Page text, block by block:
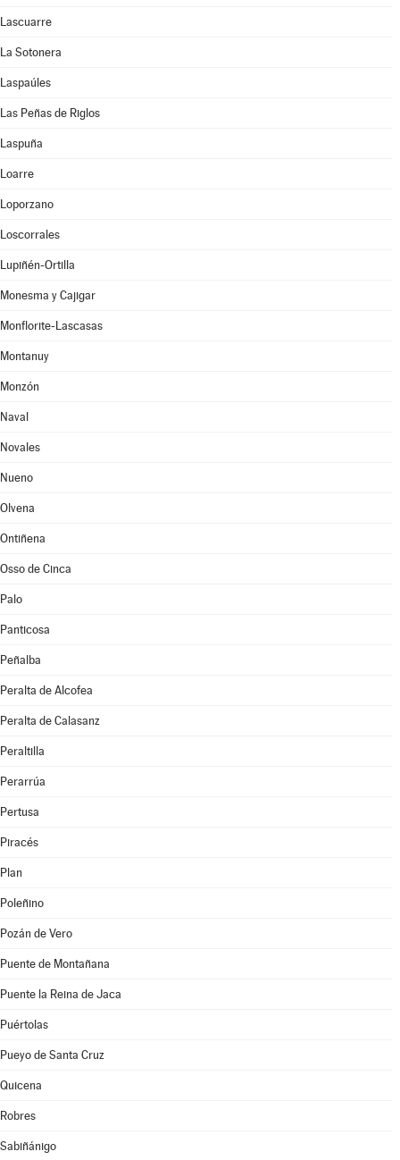
Lascuarre
La Sotonera
Laspaúles
Las Peñas de Riglos
Laspuña
Loarre
Loporzano
Loscorrales
Lupiñén-Ortilla
Monesma y Cajigar
Monflorite-Lascasas
Montanuy
Monzón
Naval
Novales
Nueno
Olvena
Ontiñena
Osso de Cinca
Palo
Panticosa
Peñalba
Peralta de Alcofea
Peralta de Calasanz
Peraltilla
Perarrúa
Pertusa
Piracés
Plan
Poleñino
Pozán de Vero
Puente de Montañana
Puente la Reina de Jaca
Puértolas
Pueyo de Santa Cruz
Quicena
Robres
Sabiñánigo